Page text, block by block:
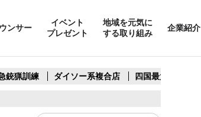
ンサー
イベント
プレゼント
地域を元気に
する取り組み
企業紹介
銃猟訓練 ダイソー系複合店 四国最大スリコ